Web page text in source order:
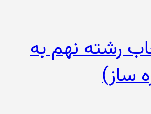
رشته نهم به
ساز)